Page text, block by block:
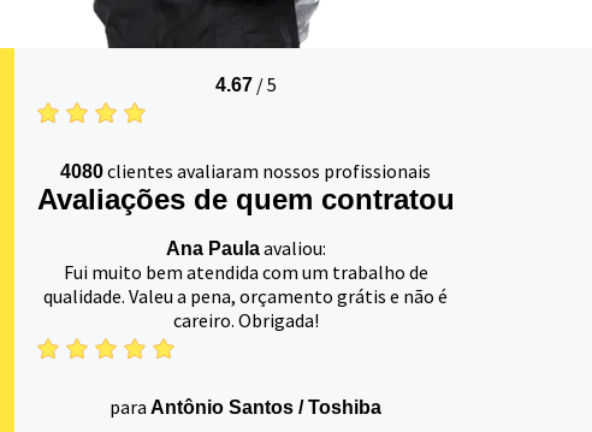
4.67/5
4080clientes avaliaram nossos profissionais
Avaliações de quem contratou
Ana Paulaavaliou:
Fui muito bem atendida com um trabalho de
qualidade. Valeu a pena, orçamento grátis e não é
careiro. Obrigada!
para Antônio Santos /Toshiba